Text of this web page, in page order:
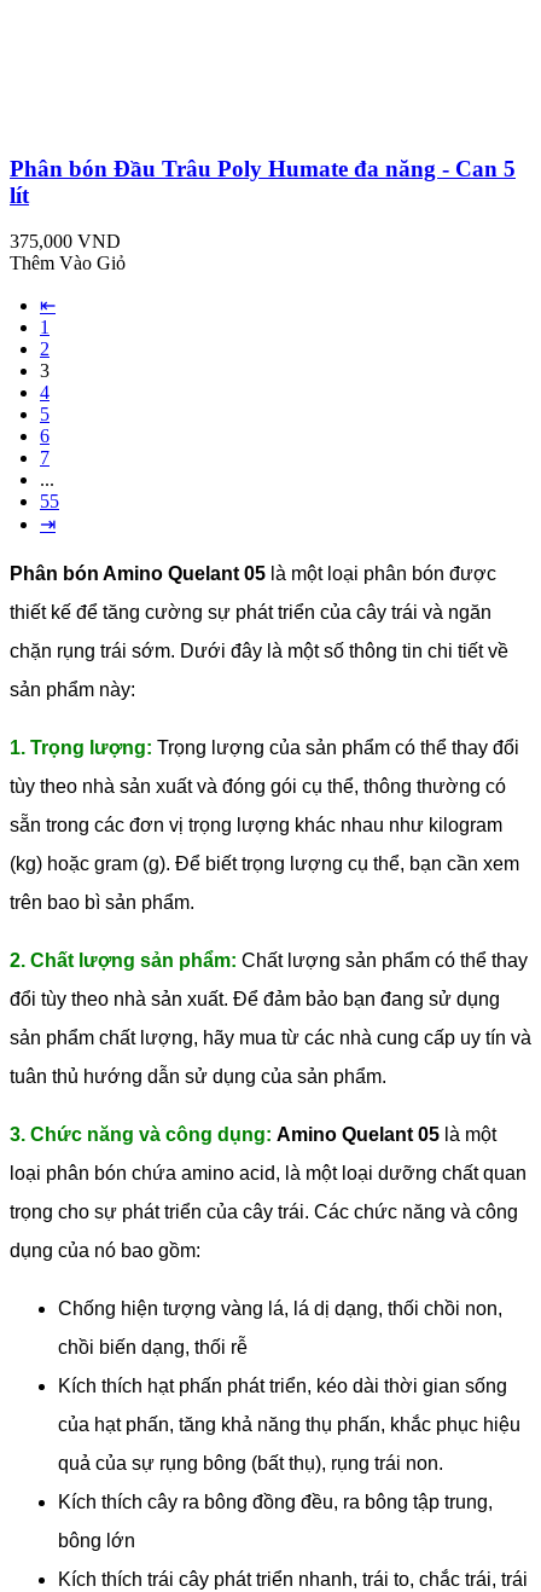
Phân bón Đầu Trâu Poly Humate đa năng - Can 5
lít
375,000 VND
Thêm Vào Giỏ
⇤
1
2
3
4
5
6
7
...
55
⇥
Phân bón Amino Quelant 05 là một loại phân bón được
thiết kế để tăng cường sự phát triển của cây trái và ngăn
chặn rụng trái sớm. Dưới đây là một số thông tin chi tiết về
sản phẩm này:
1. Trọng lượng: Trọng lượng của sản phẩm có thể thay đổi
tùy theo nhà sản xuất và đóng gói cụ thể, thông thường có
sẵn trong các đơn vị trọng lượng khác nhau như kilogram
(kg) hoặc gram (g). Để biết trọng lượng cụ thể, bạn cần xem
trên bao bì sản phẩm.
2. Chất lượng sản phẩm: Chất lượng sản phẩm có thể thay
đổi tùy theo nhà sản xuất. Để đảm bảo bạn đang sử dụng
sản phẩm chất lượng, hãy mua từ các nhà cung cấp uy tín và
tuân thủ hướng dẫn sử dụng của sản phẩm.
3. Chức năng và công dụng: Amino Quelant 05 là một
loại phân bón chứa amino acid, là một loại dưỡng chất quan
trọng cho sự phát triển của cây trái. Các chức năng và công
dụng của nó bao gồm:
Chống hiện tượng vàng lá, lá dị dạng, thối chồi non,
chồi biến dạng, thối rễ
Kích thích hạt phấn phát triển, kéo dài thời gian sống
của hạt phấn, tăng khả năng thụ phấn, khắc phục hiệu
quả của sự rụng bông (bất thụ), rụng trái non.
Kích thích cây ra bông đồng đều, ra bông tập trung,
bông lớn
Kích thích trái cây phát triển nhanh, trái to, chắc trái, trái